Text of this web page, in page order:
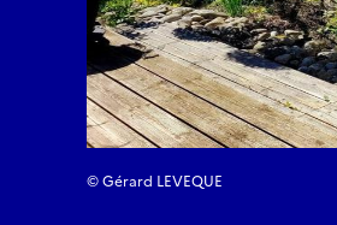
© Gérard LEVEQUE